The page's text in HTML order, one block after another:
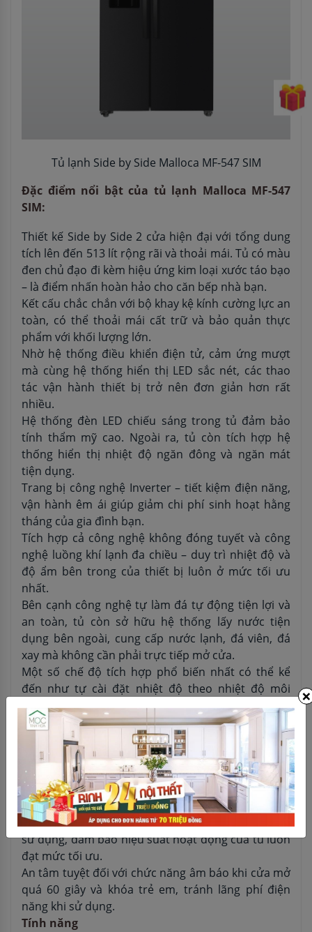
Tủ lạnh Side by Side Malloca MF-547 SIM
Đặc điểm nổi bật của tủ lạnh Malloca MF-547
SIM:
Thiết kế Side by Side 2 cửa hiện đại với tổng dung
tích lên đến 513 lít rộng rãi và thoải mái. Tủ có màu
đen chủ đạo đi kèm hiệu ứng kim loại xước táo bạo
– là điểm nhấn hoàn hảo cho căn bếp nhà bạn.
Kết cấu chắc chắn với bộ khay kệ kính cường lực an
toàn, có thể thoải mái cất trữ và bảo quản thực
phẩm với khối lượng lớn.
Nhờ hệ thống điều khiển điện tử, cảm ứng mượt
mà cùng hệ thống hiển thị LED sắc nét, các thao
tác vận hành thiết bị trở nên đơn giản hơn rất
nhiều.
Hệ thống đèn LED chiếu sáng trong tủ đảm bảo
tính thẩm mỹ cao. Ngoài ra, tủ còn tích hợp hệ
thống hiển thị nhiệt độ ngăn đông và ngăn mát
tiện dụng.
Trang bị công nghệ Inverter – tiết kiệm điện năng,
vận hành êm ái giúp giảm chi phí sinh hoạt hằng
tháng của gia đình bạn.
Tích hợp cả công nghệ không đóng tuyết và công
nghệ luồng khí lạnh đa chiều – duy trì nhiệt độ và
độ ẩm bên trong của thiết bị luôn ở mức tối ưu
nhất.
Bên cạnh công nghệ tự làm đá tự động tiện lợi và
an toàn, tủ còn sở hữu hệ thống lấy nước tiện
dụng bên ngoài, cung cấp nước lạnh, đá viên, đá
xay mà không cần phải trực tiếp mở cửa.
Một số chế độ tích hợp phổ biến nhất có thể kể
đến như tự cài đặt nhiệt độ theo nhiệt độ môi
trường (Smart), ECO (tiết kiệm điện năng), làm mát
nhanh (Super Cooling), làm lạnh nhanh (Super
Freezing).
Chế độ Ice Off cho phép đóng ngăn làm đá tự động
chỉ bằng một thao tác nhấn chạm đơn giản, giúp
tiết kiệm năng lượng trong một số trường hợp
nhất định.
Chế độ nhắc nhở thay bộ lọc nước mới sau 6 tháng
sử dụng, đảm bảo hiệu suất hoạt động của tủ luôn
đạt mức tối ưu.
An tâm tuyệt đối với chức năng âm báo khi cửa mở
quá 60 giây và khóa trẻ em, tránh lãng phí điện
năng khi sử dụng.
Tính năng
×